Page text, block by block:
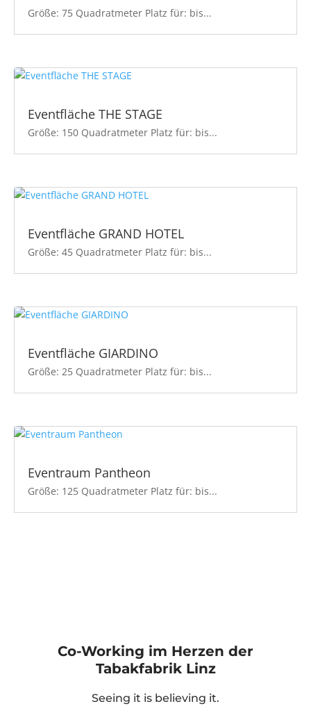
Größe: 75 Quadratmeter Platz für: bis...
Eventfläche THE STAGE
Größe: 150 Quadratmeter Platz für: bis...
Eventfläche GRAND HOTEL
Größe: 45 Quadratmeter Platz für: bis...
Eventfläche GIARDINO
Größe: 25 Quadratmeter Platz für: bis...
Eventraum Pantheon
Größe: 125 Quadratmeter Platz für: bis...
Co-Working im Herzen der
Tabakfabrik Linz
Seeing it is believing it.